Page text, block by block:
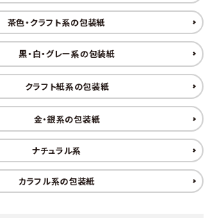
茶色・クラフト系の包装紙
黒・白・グレー系の包装紙
クラフト紙系の包装紙
金・銀系の包装紙
ナチュラル系
カラフル系の包装紙